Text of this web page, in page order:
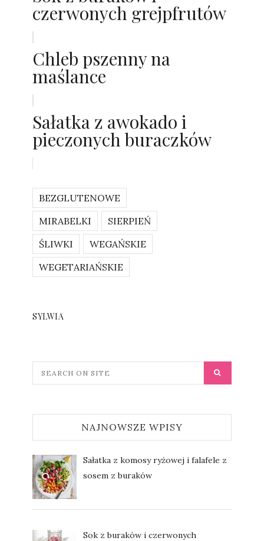
czerwonych grejpfrutów
Chleb pszenny na
maślance
Sałatka z awokado i
pieczonych buraczków
BEZGLUTENOWE
MIRABELKI
SIERPIEŃ
ŚLIWKI
WEGAŃSKIE
WEGETARIAŃSKIE
SYLWIA
NAJNOWSZE WPISY
Sałatka z komosy ryżowej i falafele z
sosem z buraków
Sok z buraków i czerwonych